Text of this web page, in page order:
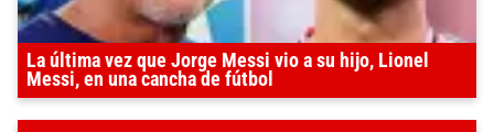
La última vez que Jorge Messi vio a su hijo, Lionel
Messi, en una cancha de fútbol